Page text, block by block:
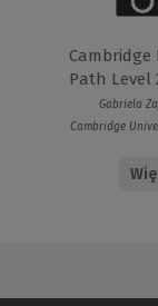
Cambridge
Path Level
Gabriela
Cambridge